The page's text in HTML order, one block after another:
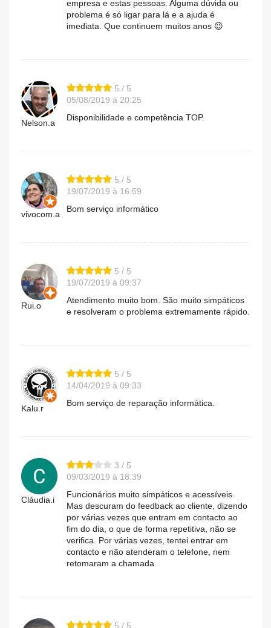
empresa e estas pessoas. Alguma dúvida ou
problema é só ligar para lá e a ajuda é
imediata. Que continuem muitos anos 😉
Nelson.a
5 / 5
05/08/2019 à 20:25
Disponibilidade e competência TOP.
vivocom.a
5 / 5
19/07/2019 à 16:59
Bom serviço informático
Rui.o
5 / 5
19/07/2019 à 09:37
Atendimento muito bom. São muito simpáticos
e resolveram o problema extremamente rápido.
Kalu.r
5 / 5
14/04/2019 à 09:33
Bom serviço de reparação informática.
Cláudia.i
3 / 5
09/03/2019 à 18:39
Funcionários muito simpáticos e acessíveis.
Mas descuram do feedback ao cliente, dizendo
por várias vezes que entram em contacto ao
fim do dia, o que de forma repetitiva, não se
verifica. Por várias vezes, tentei entrar em
contacto e não atenderam o telefone, nem
retomaram a chamada.
5 / 5